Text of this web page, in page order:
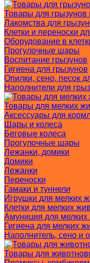
Товары для грызунов
Лакомства для
Клетки и переноски
Оборудование в
Прогулочные шары
Воспитание грызунов
Гигиена для грызунов
Опилки, сено, песок
Наполнители для
Товары для мелких
Аксессуары для
Шары и колеса
Беговые колеса
Прогулочные шары
Лежанки, домики
Домики
Лежанки
Переноски
Гамаки и туннели
Игрушки для мелких
Клетки для мелких
Амуниция для
Гигиена для мелких
Наполнитель, сено и
Товары для